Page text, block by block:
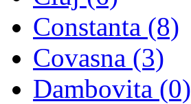
Constanta (8)
Covasna (3)
Dambovita (0)